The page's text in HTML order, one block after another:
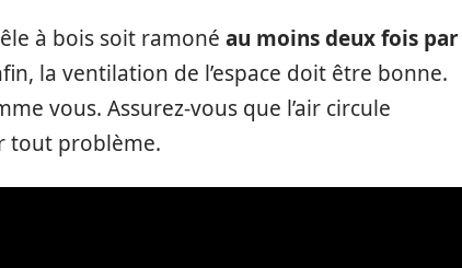
à bois soit ramoné au moins deux fois par
la ventilation de l’espace doit être bonne.
vous. Assurez-vous que l’air circule
tout problème.